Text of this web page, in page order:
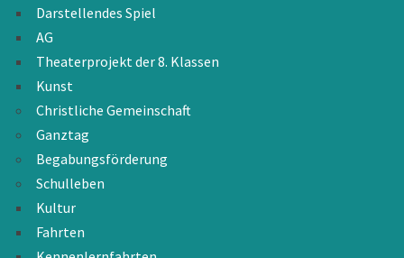
Darstellendes Spiel
AG
Theaterprojekt der 8. Klassen
Kunst
Christliche Gemeinschaft
Ganztag
Begabungsförderung
Schulleben
Kultur
Fahrten